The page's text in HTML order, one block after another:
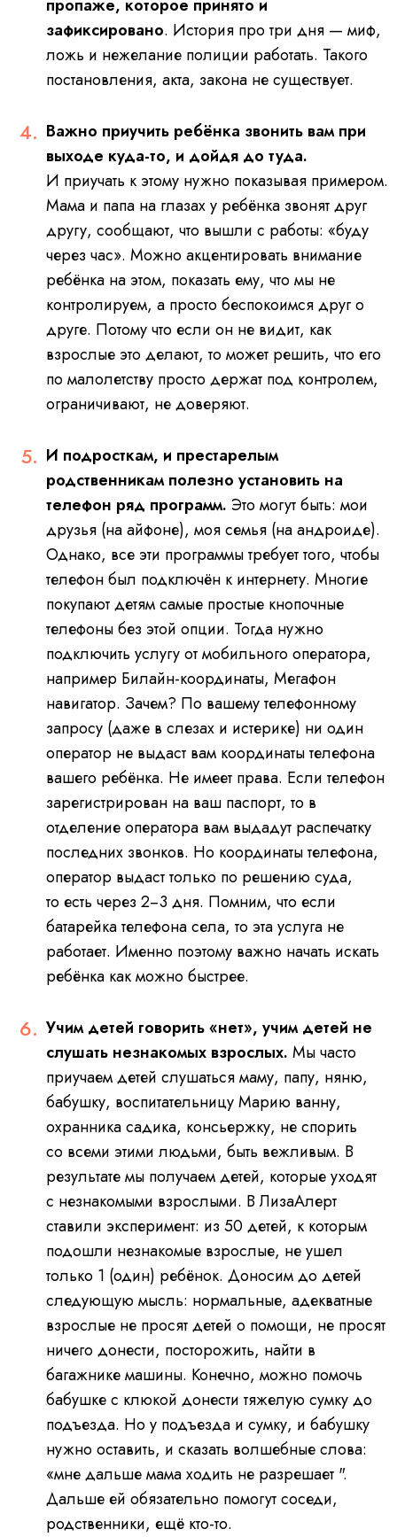
пропаже, которое принято и
зафиксировано. История про три дня — миф,
ложь и нежелание полиции работать. Такого
постановления, акта, закона не существует.
Важно приучить ребёнка звонить вам при
выходе куда-то, и дойдя до туда.
И приучать к этому нужно показывая примером.
Мама и папа на глазах у ребёнка звонят друг
другу, сообщают, что вышли с работы: «буду
через час». Можно акцентировать внимание
ребёнка на этом, показать ему, что мы не
контролируем, а просто беспокоимся друг о
друге. Потому что если он не видит, как
взрослые это делают, то может решить, что его
по малолетству просто держат под контролем,
ограничивают, не доверяют.
И подросткам, и престарелым
родственникам полезно установить на
телефон ряд программ. Это могут быть: мои
друзья (на айфоне), моя семья (на андроиде).
Однако, все эти программы требует того, чтобы
телефон был подключён к интернету. Многие
покупают детям самые простые кнопочные
телефоны без этой опции. Тогда нужно
подключить услугу от мобильного оператора,
например Билайн-координаты, Мегафон
навигатор. Зачем? По вашему телефонному
запросу (даже в слезах и истерике) ни один
оператор не выдаст вам координаты телефона
вашего ребёнка. Не имеет права. Если телефон
зарегистрирован на ваш паспорт, то в
отделение оператора вам выдадут распечатку
последних звонков. Но координаты телефона,
оператор выдаст только по решению суда,
то есть через 2−3 дня. Помним, что если
батарейка телефона села, то эта услуга не
работает. Именно поэтому важно начать искать
ребёнка как можно быстрее.
Учим детей говорить «нет», учим детей не
слушать незнакомых взрослых. Мы часто
приучаем детей слушаться маму, папу, няню,
бабушку, воспитательницу Марию ванну,
охранника садика, консьержку, не спорить
со всеми этими людьми, быть вежливым. В
результате мы получаем детей, которые уходят
с незнакомыми взрослыми. В ЛизаАлерт
ставили эксперимент: из 50 детей, к которым
подошли незнакомые взрослые, не ушел
только 1 (один) ребёнок. Доносим до детей
следующую мысль: нормальные, адекватные
взрослые не просят детей о помощи, не просят
ничего донести, посторожить, найти в
багажнике машины. Конечно, можно помочь
бабушке с клюкой донести тяжелую сумку до
подъезда. Но у подъезда и сумку, и бабушку
нужно оставить, и сказать волшебные слова:
«мне дальше мама ходить не разрешает ".
Дальше ей обязательно помогут соседи,
родственники, ещё кто-то.